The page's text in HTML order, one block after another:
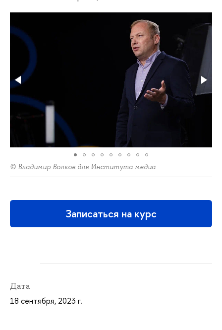
© Владимир Волков для Института медиа
Записаться на курс
Дата
18 сентября, 2023 г.